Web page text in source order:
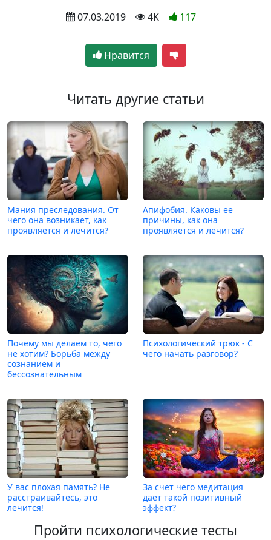
07.03.2019 4K 117
Нравится
Читать другие статьи
Мания преследования. От
чего она возникает, как
проявляется и лечится?
Апифобия. Каковы ее
причины, как она
проявляется и лечится?
Почему мы делаем то, чего
не хотим? Борьба между
сознанием и
бессознательным
Психологический трюк - С
чего начать разговор?
У вас плохая память? Не
расстраивайтесь, это
лечится!
За счет чего медитация
дает такой позитивный
эффект?
Пройти психологические тесты